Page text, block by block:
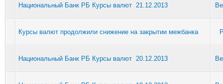
Национальный Банк РБ Курсы валют 21.12.2013
Курсы валют продолжили снижение на закрытии межбанка
Национальный Банк РБ Курсы валют 20.12.2013